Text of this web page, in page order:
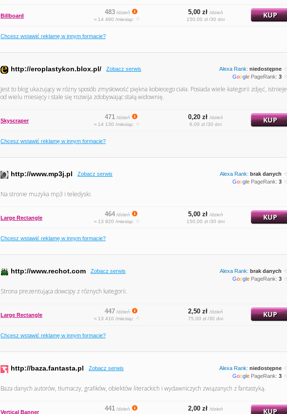
Billboard 483 /dzień
≈ 14 490 /miesiąc
5,00 zł /dzień
150,00 zł /30 dni
KUP
Chcesz wstawić reklamę w innym formacie?
http://eroplastykon.blox.pl/ Zobacz serwis Alexa Rank: niedostępne
Google PageRank: 3
Jest to blog ukazujący w różny sposób zmysłowość piękna kobiecego ciała. Posiada wiele kategorii zdjęć, istnieje
od wielu miesięcy i stale się rozwija zdobywając stałą widownię.
Skyscraper 471 /dzień
≈ 14 130 /miesiąc
0,20 zł /dzień
6,00 zł /30 dni
KUP
Chcesz wstawić reklamę w innym formacie?
http://www.mp3j.pl Zobacz serwis Alexa Rank: brak danych
Google PageRank: 3
Na stronie muzyka mp3 i teledyski.
Large Rectangle 464 /dzień
≈ 13 920 /miesiąc
5,00 zł /dzień
150,00 zł /30 dni
KUP
Chcesz wstawić reklamę w innym formacie?
http://www.rechot.com Zobacz serwis Alexa Rank: brak danych
Google PageRank: 3
Strona prezentująca dowcipy z różnych kategorii.
Large Rectangle 447 /dzień
≈ 13 410 /miesiąc
2,50 zł /dzień
75,00 zł /30 dni
KUP
Chcesz wstawić reklamę w innym formacie?
http://baza.fantasta.pl Zobacz serwis Alexa Rank: niedostępne
Google PageRank: 3
Baza danych autorów, tłumaczy, grafików, obiektów literackich i wydawniczych związanych z fantastyką.
Vertical Banner 441 /dzień
2,00 zł /dzień
KUP